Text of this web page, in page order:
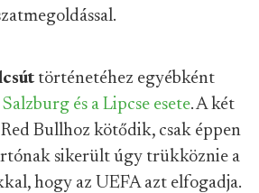
történetéhez egyébként
Salzburg és a Lipcse esete. A két
Bullhoz kötődik, csak éppen
sikerült úgy trükköznie a
hogy az UEFA azt elfogadja.